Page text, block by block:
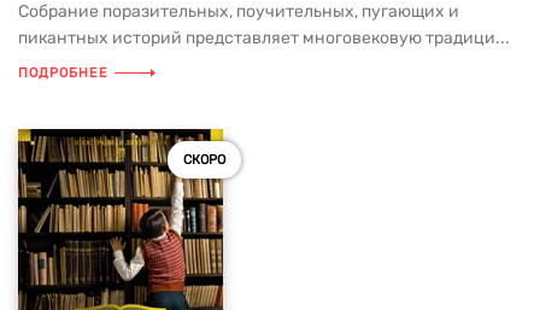
Собрание поразительных, поучительных, пугающих и
пикантных историй представляет многовековую традици...
ПОДРОБНЕЕ
СКОРО